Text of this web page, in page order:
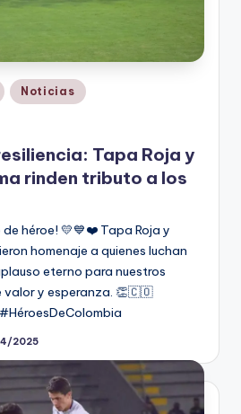
Noticias
Tapa Roja y
rinden tributo a los
de héroe! 💛💙❤️ Tapa Roja y
homenaje a quienes luchan
eterno para nuestros
valor y esperanza. 👏🇨🇴
2025